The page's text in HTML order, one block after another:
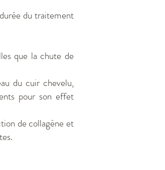
du traitement
que la chute de
du cuir chevelu,
pour son effet
de collagène et